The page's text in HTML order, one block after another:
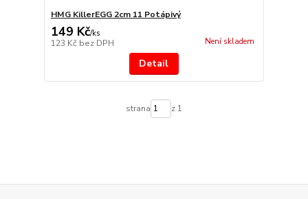
HMG KillerEGG 2cm 11 Potápivý
149 Kč/ks
123 Kč bez DPH Není skladem
Detail
strana z 1